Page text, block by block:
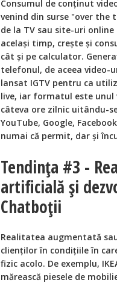
Consumul de conținut
venind din surse "over the
de la TV sau site-uri
același timp, crește și
cât și pe calculator.
telefonul, de aceea
lansat IGTV pentru ca
live, iar formatul este
câteva ore zilnic uitându-
YouTube, Google,
numai că permit, dar și
Tendința #3 -
artificială și
Chatboții
Realitatea augmentată
clienților în condițiile în
fizic acolo. De exemplu,
mărească piesele de